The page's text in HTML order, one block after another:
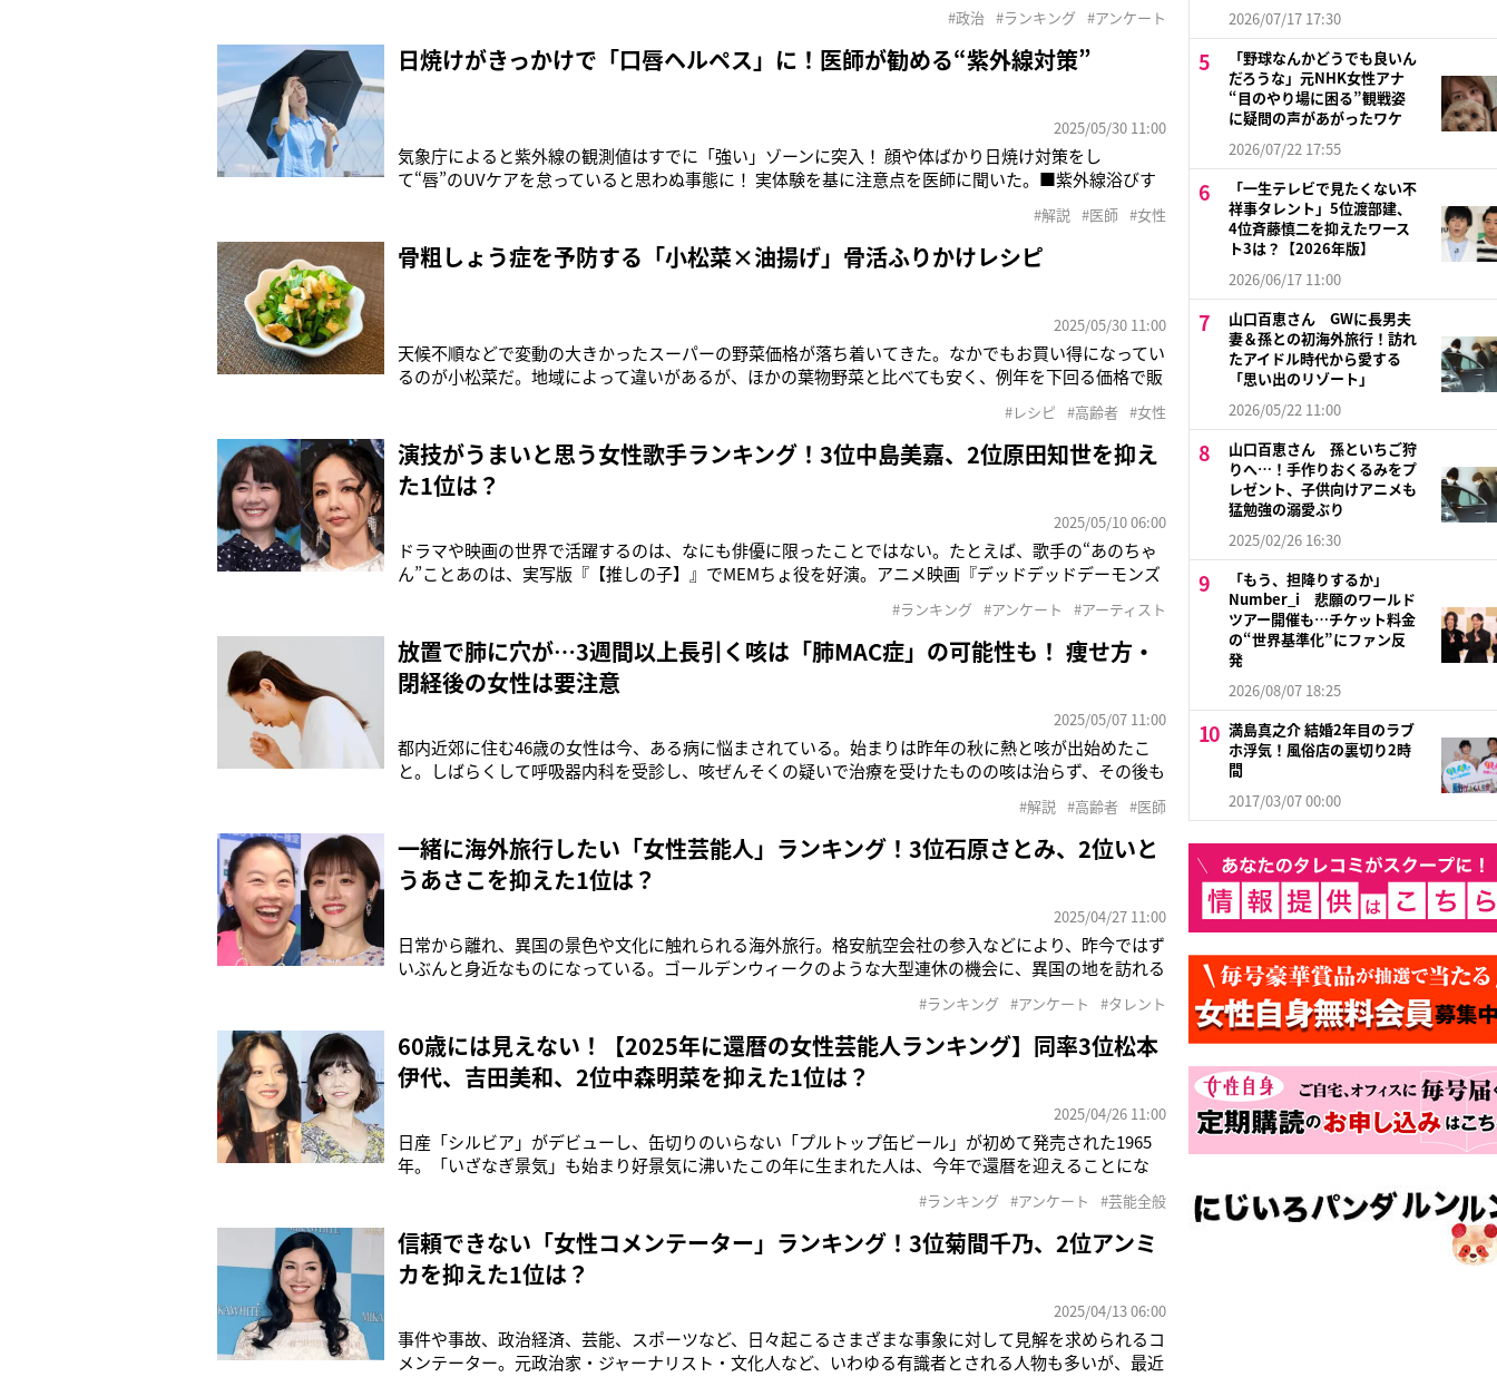
の度の参院選の結果を受けて、今後の女性の政治参画に大きな期待を抱いた人も多いのではないだろう
か。そこで本誌はW
#政治 #ランキング #アンケート
日焼けがきっかけで「口唇ヘルペス」に！医師が勧める“紫外線対策”
2025/05/30 11:00
気象庁によると紫外線の観測値はすでに「強い」ゾーンに突入！ 顔や体ばかり日焼け対策をし
て“唇”のUVケアを怠っていると思わぬ事態に！ 実体験を基に注意点を医師に聞いた。■紫外線浴びす
うとした水が口からこぼれて……。脳神経の異常かと思ってすぐに病院に行ったら、口唇ヘルペスによ
る顔面神経麻痺だと。『あの口内炎の
#解説 #医師 #女性
骨粗しょう症を予防する「小松菜×油揚げ」骨活ふりかけレシピ
2025/05/30 11:00
天候不順などで変動の大きかったスーパーの野菜価格が落ち着いてきた。なかでもお買い得になってい
るのが小松菜だ。地域によって違いがあるが、ほかの葉物野菜と比べても安く、例年を下回る価格で販
格は今年1月の649円をピークに下がり続け、5月22日での価格は260円と値を落としている。とくに4月
末からグンと価格が
#レシピ #高齢者 #女性
演技がうまいと思う女性歌手ランキング！3位中島美嘉、2位原田知世を抑え
た1位は？
2025/05/10 06:00
ドラマや映画の世界で活躍するのは、なにも俳優に限ったことではない。たとえば、歌手の“あのちゃ
ん”ことあのは、実写版『【推しの子】』でMEMちょ役を好演。アニメ映画『デッドデッドデーモンズ
本業は歌手でありながら、“俳優の顔”も併せ持つアーティストたち。ファンにとっては歌唱力だけでな
く、演技力も大きな魅力になっ
#ランキング #アンケート #アーティスト
放置で肺に穴が…3週間以上長引く咳は「肺MAC症」の可能性も！ 痩せ方・
閉経後の女性は要注意
2025/05/07 11:00
都内近郊に住む46歳の女性は今、ある病に悩まされている。始まりは昨年の秋に熱と咳が出始めたこ
と。しばらくして呼吸器内科を受診し、咳ぜんそくの疑いで治療を受けたものの咳は治らず、その後も
ていることが判明したという。「咳と痰が出る以外は体調も普通でした。感染した時期も謎。わからな
いことだらけで驚いています」こ
#解説 #高齢者 #医師
一緒に海外旅行したい「女性芸能人」ランキング！3位石原さとみ、2位いと
うあさこを抑えた1位は？
2025/04/27 11:00
日常から離れ、異国の景色や文化に触れられる海外旅行。格安航空会社の参入などにより、昨今ではず
いぶんと身近なものになっている。ゴールデンウィークのような大型連休の機会に、異国の地を訪れる
きく変わるもの。旅慣れた人や現地の言葉がわかる人、楽しい時間を共有できる人など、同行者への理
想は人それぞれだ。そこで本誌はW
#ランキング #アンケート #タレント
60歳には見えない！【2025年に還暦の女性芸能人ランキング】同率3位松本
伊代、吉田美和、2位中森明菜を抑えた1位は？
2025/04/26 11:00
日産「シルビア」がデビューし、缶切りのいらない「プルトップ缶ビール」が初めて発売された1965
年。「いざなぎ景気」も始まり好景気に沸いたこの年に生まれた人は、今年で還暦を迎えることにな
人前に出る芸能人たちであれば、それはなおさらだろう。そこで本誌はWEBアンケートツール
「Freeasy」にて、20～60代の
#ランキング #アンケート #芸能全般
信頼できない「女性コメンテーター」ランキング！3位菊間千乃、2位アンミ
カを抑えた1位は？
2025/04/13 06:00
事件や事故、政治経済、芸能、スポーツなど、日々起こるさまざまな事象に対して見解を求められるコ
メンテーター。元政治家・ジャーナリスト・文化人など、いわゆる有識者とされる人物も多いが、最近
2026/07/17 17:30
「野球なんかどうでも良いん
だろうな」元NHK女性アナ
“目のやり場に困る”観戦姿
に疑問の声があがったワケ
2026/07/22 17:55
「一生テレビで見たくない不
祥事タレント」5位渡部建、
4位斉藤慎二を抑えたワース
ト3は？【2026年版】
2026/06/17 11:00
山口百恵さん GWに長男夫
妻＆孫との初海外旅行！訪れ
たアイドル時代から愛する
「思い出のリゾート」
2026/05/22 11:00
山口百恵さん 孫といちご狩
りへ…！手作りおくるみをプ
レゼント、子供向けアニメも
猛勉強の溺愛ぶり
2025/02/26 16:30
「もう、担降りするか」
Number_i 悲願のワールド
ツアー開催も…チケット料金
の“世界基準化”にファン反
発
2026/08/07 18:25
満島真之介 結婚2年目のラブ
ホ浮気！風俗店の裏切り2時
間
2017/03/07 00:00